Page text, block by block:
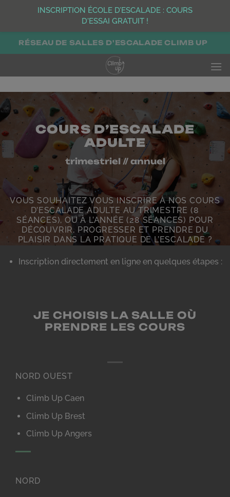
PasserRÉSEAU DE SALLES D'ESCALADE CLIMB UP
COURS D’ESCALADE
ADULTE
trimestriel // annuel
VOUS SOUHAITEZ VOUS INSCRIRE À NOS COURS
D’ESCALADE ADULTE AU TRIMESTRE (8
SÉANCES), OU À L’ANNÉE (28 SÉANCES) POUR
DÉCOUVRIR, PROGRESSER ET PRENDRE DU
PLAISIR DANS LA PRATIQUE DE L’ESCALADE ?
Inscription directement en ligne en quelques étapes :
JE CHOISIS LA SALLE OÙ
PRENDRE LES COURS
NORD OUEST
Climb Up Caen
Climb Up Brest
Climb Up Angers
NORD
INSCRIPTION ÉCOLE D’ESCALADE : COURS
D'ESSAI GRATUIT !